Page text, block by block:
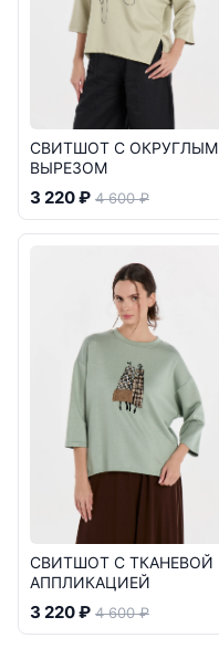
СВИТШОТ С ОКРУГЛЫМ
ВЫРЕЗОМ
3 220 ₽ 4 600 ₽
СВИТШОТ С ТКАНЕВОЙ
АППЛИКАЦИЕЙ
3 220 ₽ 4 600 ₽